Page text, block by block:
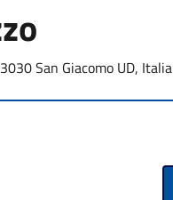
San Giacomo UD, Italia